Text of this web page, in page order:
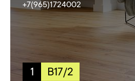
+7(965)1724002
1 B17/2